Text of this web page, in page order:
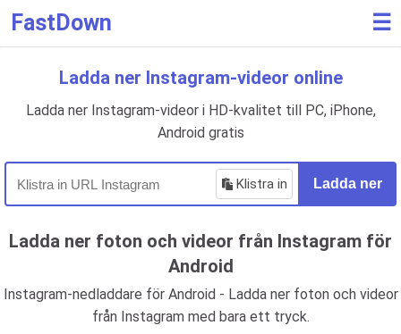
FastDown ☰
Ladda ner Instagram-videor online
Ladda ner Instagram-videor i HD-kvalitet till PC, iPhone,
Android gratis
Klistra in Ladda ner
Ladda ner foton och videor från Instagram för
Android
Instagram-nedladdare för Android - Ladda ner foton och videor
från Instagram med bara ett tryck.